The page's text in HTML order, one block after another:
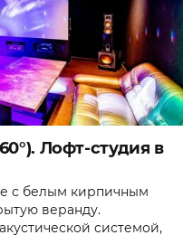
Лофт-студия в
с белым кирпичным
веранду.
системой,